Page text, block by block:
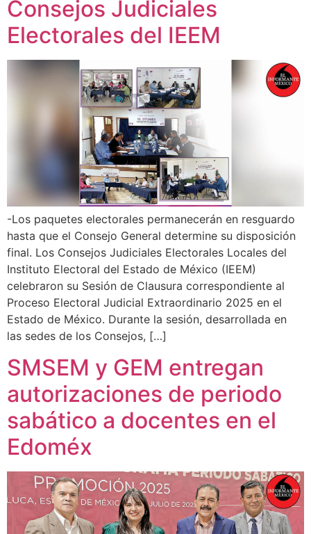
Consejos Judiciales
Electorales del IEEM
-Los paquetes electorales permanecerán en resguardo
hasta que el Consejo General determine su disposición
final. Los Consejos Judiciales Electorales Locales del
Instituto Electoral del Estado de México (IEEM)
celebraron su Sesión de Clausura correspondiente al
Proceso Electoral Judicial Extraordinario 2025 en el
Estado de México. Durante la sesión, desarrollada en
las sedes de los Consejos, […]
SMSEM y GEM entregan
autorizaciones de periodo
sabático a docentes en el
Edoméx